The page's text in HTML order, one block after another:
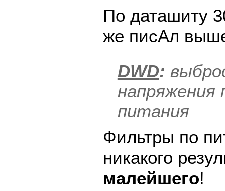
По даташиту
же писАл
DWD:
напряжения
питания
Фильтры по
никакого
малейшего!